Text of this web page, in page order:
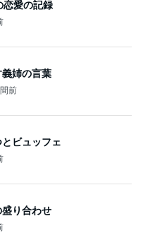
恋愛の記録
姉の言葉
前
ビュッフェ
り合わせ